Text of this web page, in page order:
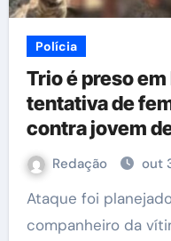
Polícia
Trio é preso
tentativa de
contra jovem
Redação out
Ataque foi planejado na noite anterior; ex-
companheiro da